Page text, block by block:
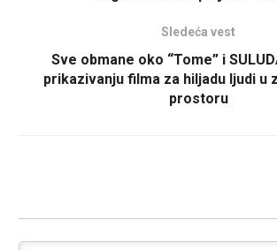
Sledeća vest
Sve obmane oko “Tome” i
prikazivanju filma za hiljadu ljudi u
prostoru